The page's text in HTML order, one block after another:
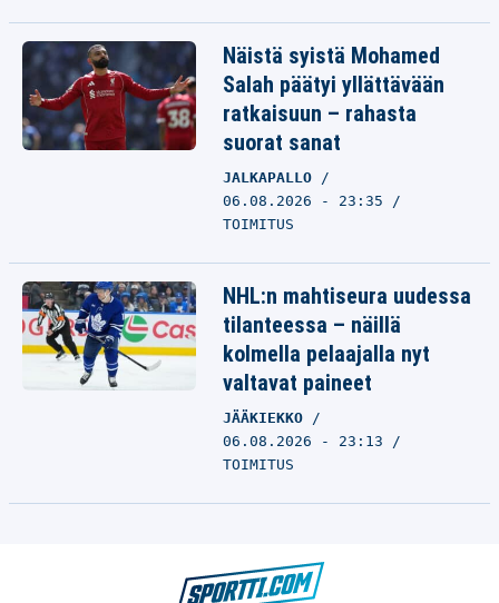
Näistä syistä Mohamed
Salah päätyi yllättävään
ratkaisuun – rahasta
suorat sanat
JALKAPALLO
06.08.2026 - 23:35
TOIMITUS
NHL:n mahtiseura uudessa
tilanteessa – näillä
kolmella pelaajalla nyt
valtavat paineet
JÄÄKIEKKO
06.08.2026 - 23:13
TOIMITUS